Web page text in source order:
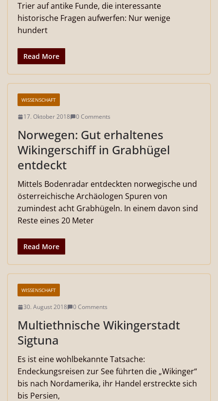
Trier auf antike Funde, die interessante
historische Fragen aufwerfen: Nur wenige
hundert
Read More
WISSENSCHAFT
17. Oktober 2018 0 Comments
Norwegen: Gut erhaltenes
Wikingerschiff in Grabhügel
entdeckt
Mittels Bodenradar entdeckten norwegische und
österreichische Archäologen Spuren von
zumindest acht Grabhügeln. In einem davon sind
Reste eines 20 Meter
Read More
WISSENSCHAFT
30. August 2018 0 Comments
Multiethnische Wikingerstadt
Sigtuna
Es ist eine wohlbekannte Tatsache:
Endeckungsreisen zur See führten die „Wikinger“
bis nach Nordamerika, ihr Handel erstreckte sich
bis Persien,